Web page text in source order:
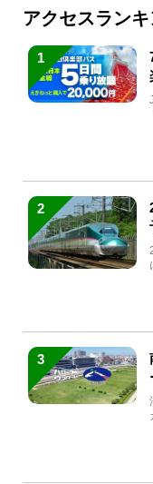
アクセスラン
1
2
3